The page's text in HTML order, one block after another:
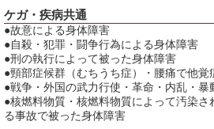
ケガ・疾病共通
●故意による身体障害
●自殺・犯罪・闘争行為による身体障害
●刑の執行によって被った身体障害
●頸部症候群（むちうち症）・腰痛で他覚
●戦争・外国の武力行使・革命・内乱・暴
●核燃料物質・核燃料物質によって汚染さ
る事故で被った身体障害